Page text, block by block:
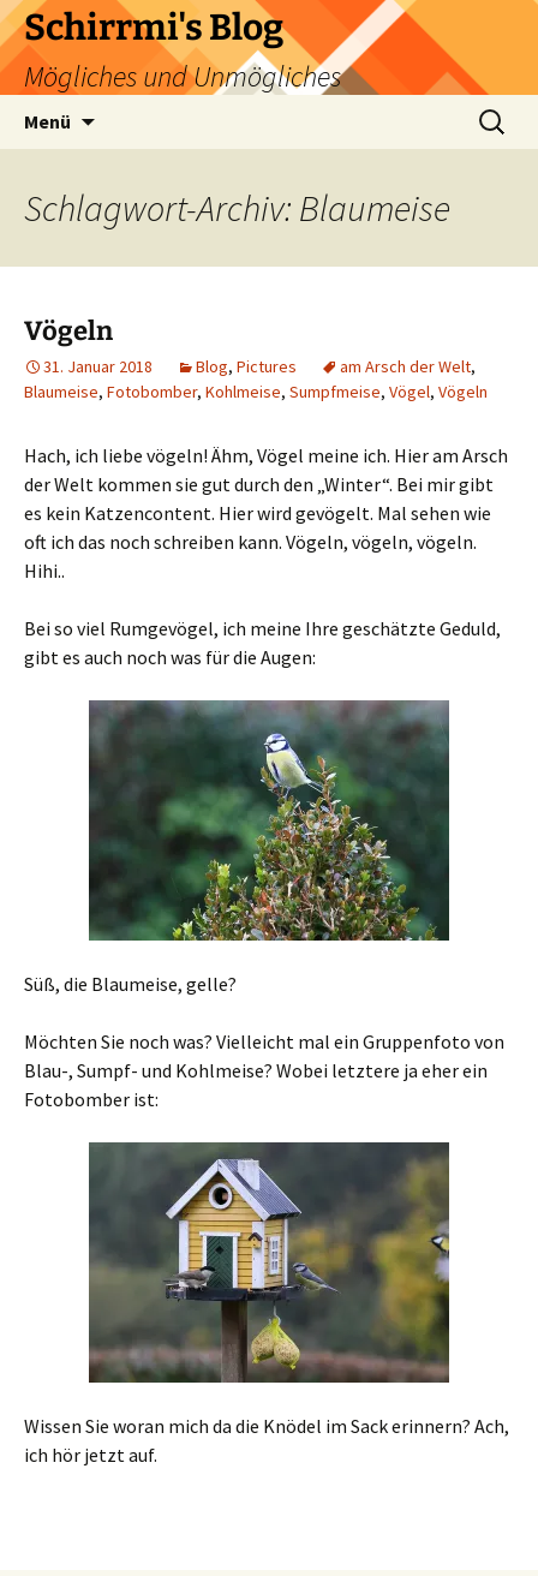
Zum
Inhalt
springen
Schirrmi's Blog
Mögliches und Unmögliches
Menü
Suchen
nach:
Schlagwort-Archiv: Blaumeise
Vögeln
31. Januar 2018 Blog, Pictures am Arsch der Welt,
Blaumeise, Fotobomber, Kohlmeise, Sumpfmeise, Vögel, Vögeln
Hach, ich liebe vögeln! Ähm, Vögel meine ich. Hier am Arsch
der Welt kommen sie gut durch den „Winter“. Bei mir gibt
es kein Katzencontent. Hier wird gevögelt. Mal sehen wie
oft ich das noch schreiben kann. Vögeln, vögeln, vögeln.
Hihi..
Bei so viel Rumgevögel, ich meine Ihre geschätzte Geduld,
gibt es auch noch was für die Augen:
Süß, die Blaumeise, gelle?
Möchten Sie noch was? Vielleicht mal ein Gruppenfoto von
Blau-, Sumpf- und Kohlmeise? Wobei letztere ja eher ein
Fotobomber ist:
Wissen Sie woran mich da die Knödel im Sack erinnern? Ach,
ich hör jetzt auf.